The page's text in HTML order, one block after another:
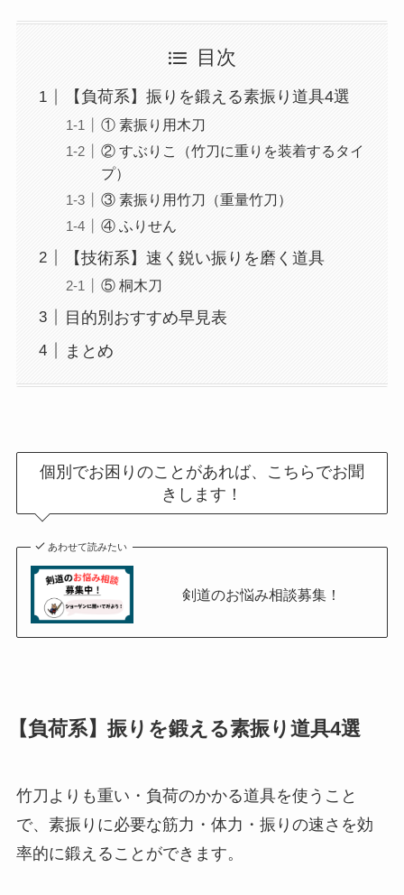
目次
【負荷系】振りを鍛える素振り道具4選
① 素振り用木刀
② すぶりこ（竹刀に重りを装着するタイ
プ）
③ 素振り用竹刀（重量竹刀）
④ ふりせん
【技術系】速く鋭い振りを磨く道具
⑤ 桐木刀
目的別おすすめ早見表
まとめ
個別でお困りのことがあれば、こちらでお聞
きします！
あわせて読みたい
剣道のお悩み相談募集！
【負荷系】振りを鍛える素振り道具4選
竹刀よりも重い・負荷のかかる道具を使うこと
で、素振りに必要な筋力・体力・振りの速さを効
率的に鍛えることができます。